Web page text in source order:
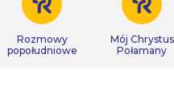
Rozmowy
popołudniowe
Mój Chrystus
Połamany